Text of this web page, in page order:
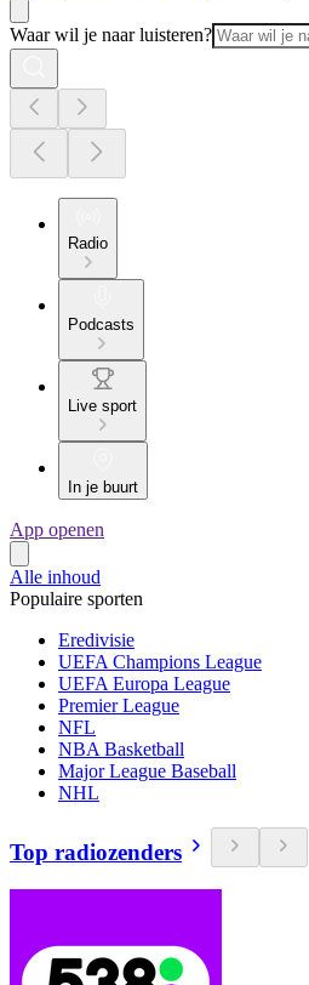
Waar wil je naar luisteren?
Radio
Podcasts
Live sport
In je buurt
App openen
Alle inhoud
Populaire sporten
Eredivisie
UEFA Champions League
UEFA Europa League
Premier League
NFL
NBA Basketball
Major League Baseball
NHL
Top radiozenders